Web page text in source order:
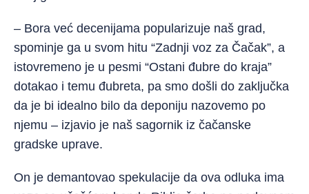
– Bora već decenijama popularizuje naš grad,
spominje ga u svom hitu “Zadnji voz za Čačak”, a
istovremeno je u pesmi “Ostani đubre do kraja”
dotakao i temu đubreta, pa smo došli do zaključka
da je bi idealno bilo da deponiju nazovemo po
njemu – izjavio je naš sagornik iz čačanske
gradske uprave.
On je demantovao spekulacije da ova odluka ima